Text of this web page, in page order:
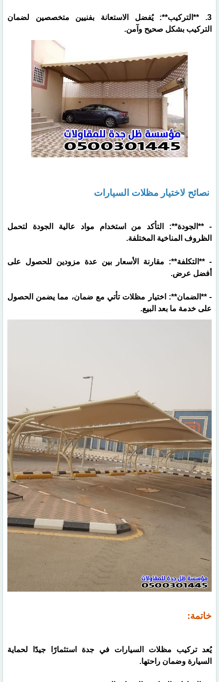
3. **التركيب**: يُفضل الاستعانة بفنيين متخصصين لضمان
التركيب بشكل صحيح وآمن.
نصائح لاختيار مظلات السيارات
- **الجودة**: التأكد من استخدام مواد عالية الجودة لتحمل
الظروف المناخية المختلفة.
- **التكلفة**: مقارنة الأسعار بين عدة مزودين للحصول على
أفضل عرض.
- **الضمان**: اختيار مظلات تأتي مع ضمان، مما يضمن الحصول
على خدمة ما بعد البيع.
خاتمة:
يُعد تركيب مظلات السيارات في جدة استثمارًا جيدًا لحماية
السيارة وضمان راحتها.